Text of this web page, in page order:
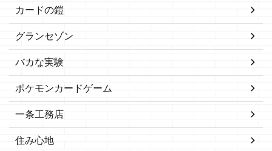
カードの鎧
グランセゾン
バカな実験
ポケモンカードゲーム
一条工務店
住み心地